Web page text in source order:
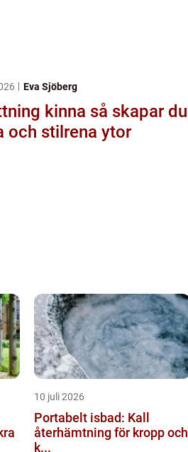
Eva Sjöberg
så skapar du
och stilrena ytor
10 juli 2026
Portabelt isbad: Kall
återhämtning för kropp och
k...